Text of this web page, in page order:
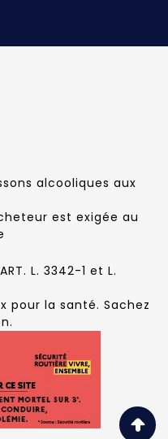
alcooliques aux
est exigée au
ART. L. 3342-1 et L.
pour la santé. Sachez